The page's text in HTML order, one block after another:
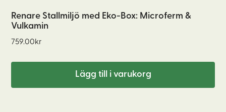
Renare Stallmiljö med Eko-Box: Microferm &
Vulkamin
759.00kr
Lägg till i varukorg